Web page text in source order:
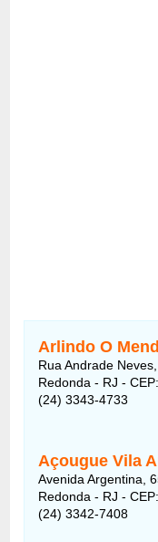
Arlindo O
Rua Andrade
Redonda - RJ -
(24) 3343-4733
Açougue Vila
Avenida Argentina,
Redonda - RJ -
(24) 3342-7408